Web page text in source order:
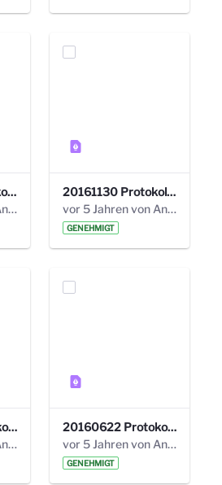
20170222 Protokoll 19. Steuerungskreis.pdf
vor 5 Jahren von Anni Schlumberger
20161130 Protokoll 18. Steuerungskreis.pdf
vor 5 Jahren von Anni Schlumberger
GENEHMIGT
20160928 Protokoll 17. Steuerungskreis.pdf
vor 5 Jahren von Anni Schlumberger
20160622 Protokoll 16. Steuerungskreis.pdf
vor 5 Jahren von Anni Schlumberger
GENEHMIGT